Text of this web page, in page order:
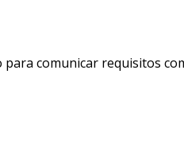
para comunicar requisitos